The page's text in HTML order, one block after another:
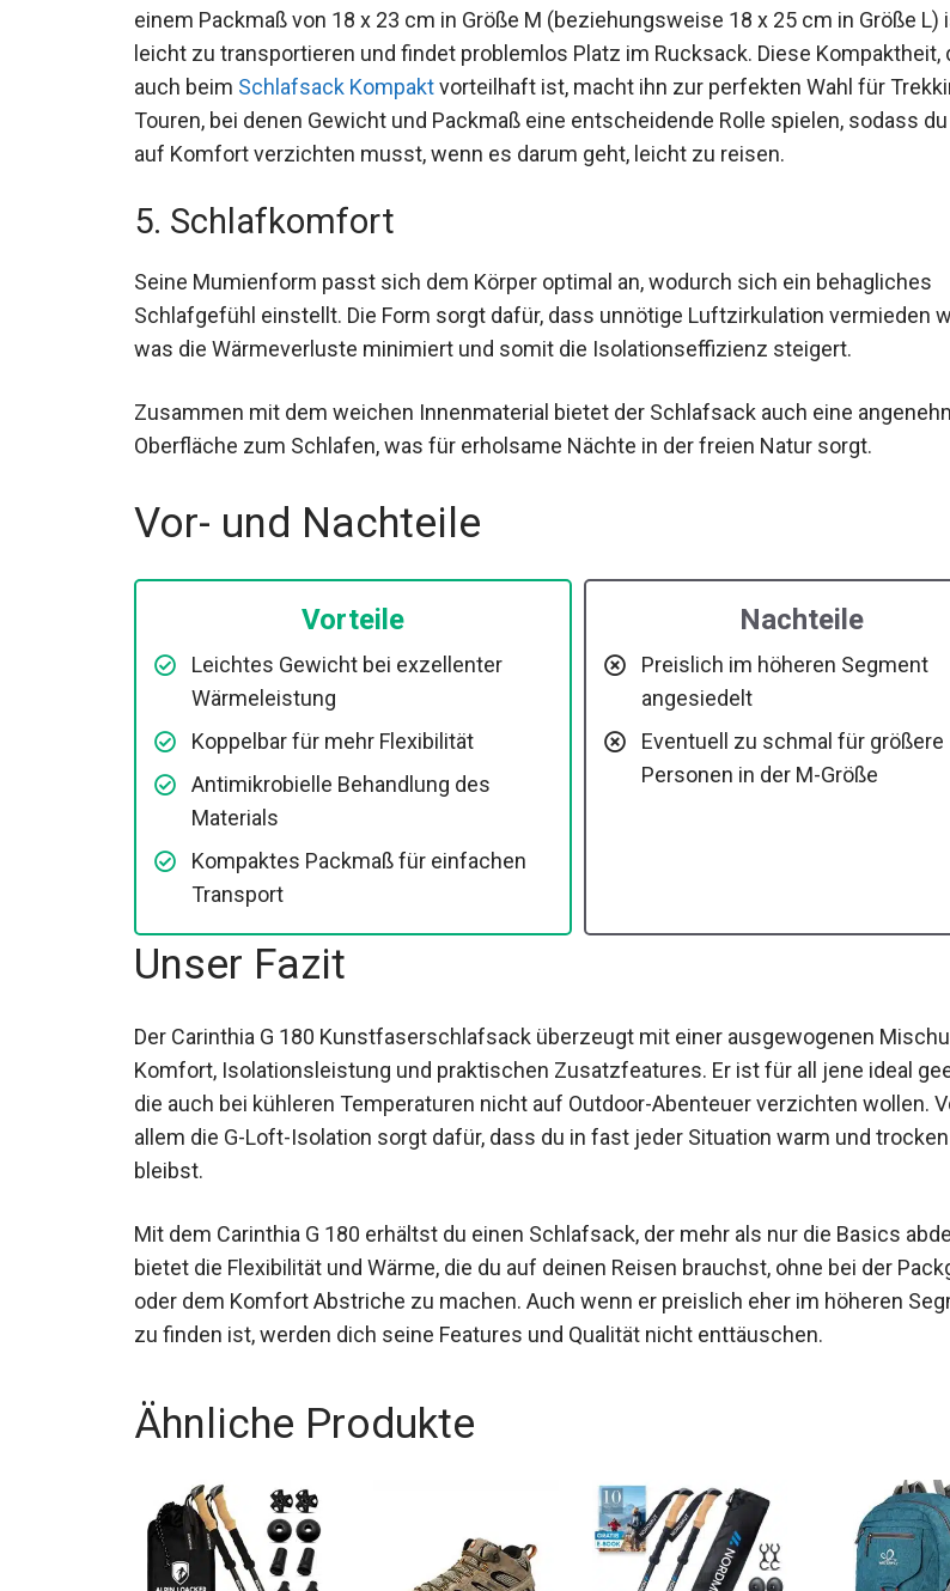
einem Packmaß von 18 x 23 cm in Größe M (beziehungsweise 18 x 25 cm in Größe L)
leicht zu transportieren und findet problemlos Platz im Rucksack. Diese Kompaktheit,
auch beim Schlafsack Kompaktvorteilhaft ist, macht ihn zur perfekten Wahl für
Touren, bei denen Gewicht und Packmaß eine entscheidende Rolle spielen, sodass
auf Komfort verzichten musst, wenn es darum geht, leicht zu reisen.
5. Schlafkomfort
Seine Mumienform passt sich dem Körper optimal an, wodurch sich ein behagliches
Schlafgefühl einstellt. Die Form sorgt dafür, dass unnötige Luftzirkulation vermieden
was die Wärmeverluste minimiert und somit die Isolationseffizienz steigert.
Zusammen mit dem weichen Innenmaterial bietet der Schlafsack auch eine
Oberfläche zum Schlafen, was für erholsame Nächte in der freien Natur sorgt.
Vor- und Nachteile
Vorteile
Leichtes Gewicht bei exzellenter
Wärmeleistung
Koppelbar für mehr Flexibilität
Antimikrobielle Behandlung des
Materials
Kompaktes Packmaß für einfachen
Transport
Nachteile
Preislich im höheren Segment
angesiedelt
Eventuell zu schmal für größere
Personen in der M-Größe
Unser Fazit
Der Carinthia G 180 Kunstfaserschlafsack überzeugt mit einer ausgewogenen
aus Komfort, Isolationsleistung und praktischen Zusatzfeatures. Er ist für all jene
geeignet, die auch bei kühleren Temperaturen nicht auf Outdoor-Abenteuer verzichten
wollen. Vor allem die G-Loft-Isolation sorgt dafür, dass du in fast jeder Situation warm
trocken bleibst.
Mit dem Carinthia G 180 erhältst du einen Schlafsack, der mehr als nur die Basics
Er bietet die Flexibilität und Wärme, die du auf deinen Reisen brauchst, ohne bei der
Packgröße oder dem Komfort Abstriche zu machen. Auch wenn er preislich eher im
höheren Segment zu finden ist, werden dich seine Features und Qualität nicht
Ähnliche Produkte